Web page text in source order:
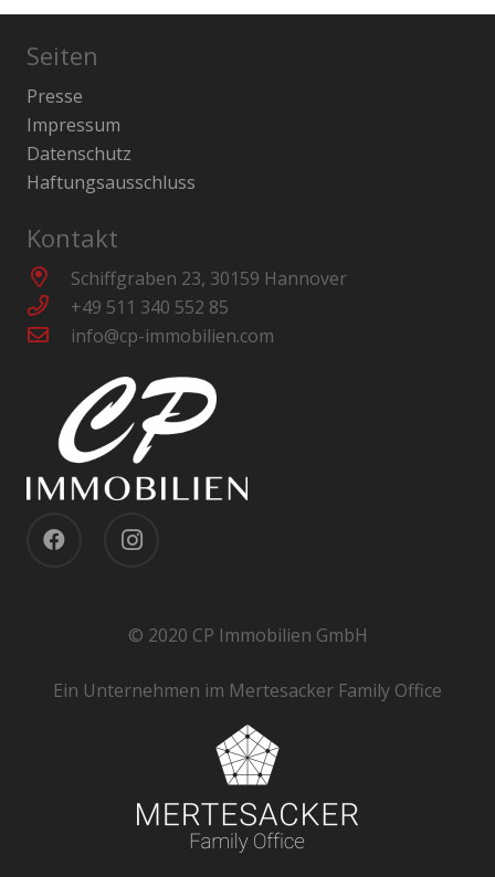
Seiten
Presse
Impressum
Datenschutz
Haftungsausschluss
Kontakt
Schiffgraben 23, 30159 Hannover
+49 511 340 552 85
info@cp-immobilien.com
© 2020 CP Immobilien GmbH
Ein Unternehmen im Mertesacker Family Office